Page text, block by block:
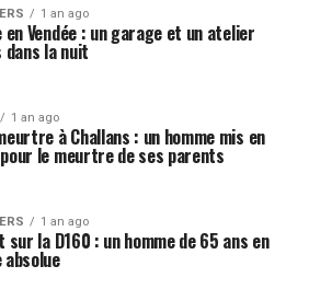
1 an ago
en Vendée : un garage et un atelier
la nuit
1 an ago
à Challans : un homme mis en
le meurtre de ses parents
1 an ago
sur la D160 : un homme de 65 ans en